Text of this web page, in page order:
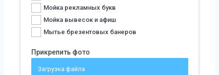
Мойка рекламных букв
Мойка вывесок и афиш
Мытье брезентовых банеров
Прикрепить фото
Загрузка файла